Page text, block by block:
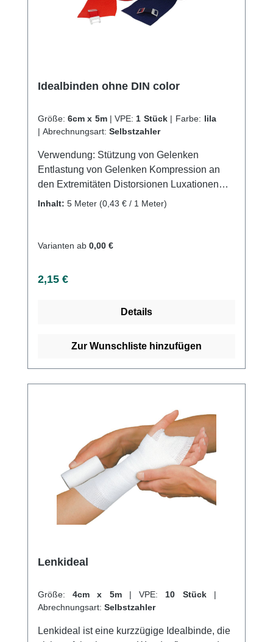
Idealbinden ohne DIN color
Größe: 6cm x 5m | VPE: 1 Stück | Farbe: lila
| Abrechnungsart: Selbstzahler
Verwendung: Stützung von Gelenken
Entlastung von Gelenken Kompression an
den Extremitäten Distorsionen Luxationen
Sportverletzungen Produktqualität:
Bindenhaftung durch hohen Baumwollanteil
60°CKaufen Sie jetzt Idealbinden ohne DIN
unserem schnellen Versand und unserem
Inhalt: 5 Meter (0,43 € / 1 Meter)
Varianten ab 0,00 €
Regulärer Preis:
2,15 €
Details
Zur Wunschliste hinzufügen
Lenkideal
Größe: 4cm x 5m | VPE: 10 Stück |
Abrechnungsart: Selbstzahler
Lenkideal ist eine kurzzügige Idealbinde, die